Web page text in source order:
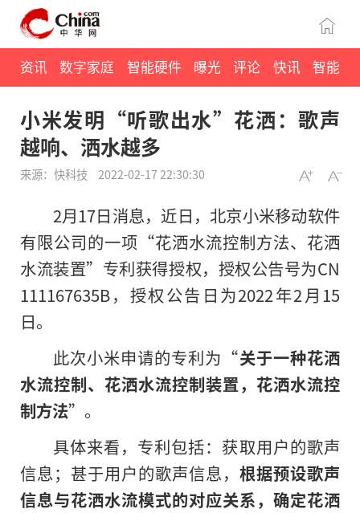
资讯 数字家庭 智能硬件 曝光 评论 快讯 智能
小米发明“听歌出水”花洒：歌声
越响、洒水越多
来源：快科技 2022-02-17 22:30:30
2月17日消息，近日，北京小米移动软件
有限公司的一项“花洒水流控制方法、花洒
水流装置”专利获得授权，授权公告号为CN
111167635B，授权公告日为2022年2月15
日。
此次小米申请的专利为“关于一种花洒
水流控制、花洒水流控制装置，花洒水流控
制方法”。
具体来看，专利包括：获取用户的歌声
信息；甚于用户的歌声信息， 根据预设歌声
信息与花洒水流模式的对应关系，确定花洒